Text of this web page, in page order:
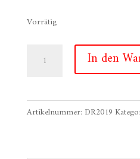
Vorrätig
Menge
In den
Artikelnummer: DR2019